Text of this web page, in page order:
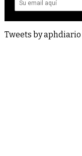
Tweets by aphdiario